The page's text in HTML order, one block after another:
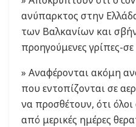
ανύπαρκτος στην
των Βαλκανίων και
προηγούμενες γρίπες-
» Αναφέρονται ακόμη
που εντοπίζονται σε
να προσθέτουν, ότι
από μερικές ημέρες